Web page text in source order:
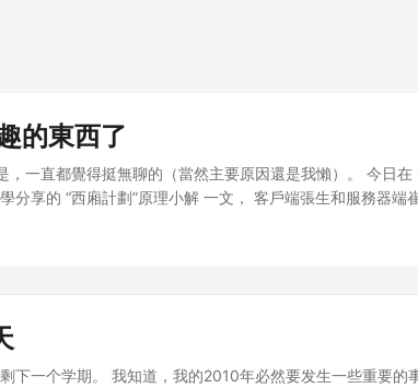
的東西了
，一直都覺得挺無聊的（當然主要原因還是我懶）。 今日在
分享的 “西廂計劃”原理小解 一文， 客戶端張生和服務器端
西廂計劃的實際內容時，我才真的意識到：好久沒看到這麼
下一个学期。 我知道，我的2010年必然要发生一些重要的